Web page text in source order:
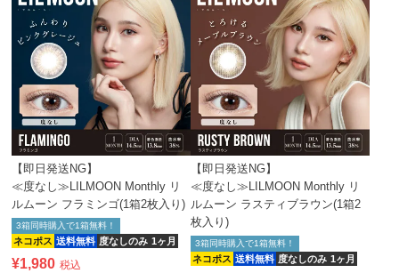
【即日発送NG】
≪度なし≫LILMOON Monthly リ
ルムーン フラミンゴ(1箱2枚入り)
ネコポス 送料無料 度なしのみ 1ヶ月
3箱同時購入で1箱無料！
¥1,980 税込
【即日発送NG】
≪度なし≫LILMOON Monthly リ
ルムーン ラスティブラウン(1箱2
枚入り)
ネコポス 送料無料 度なしのみ 1ヶ月
3箱同時購入で1箱無料！